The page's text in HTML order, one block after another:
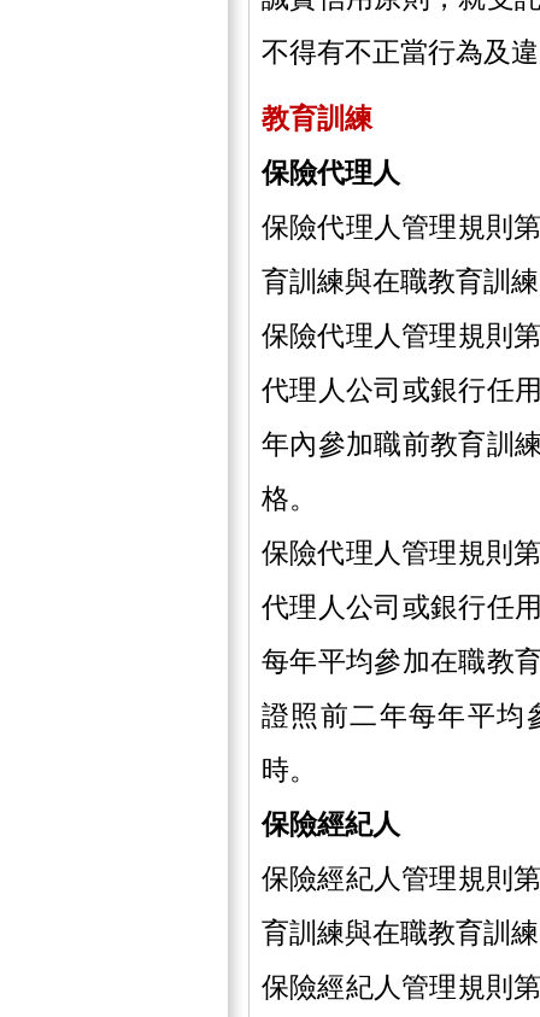
不得有不正當行為及
教育訓練
保險代理人
保險代理人管理規則
育訓練與在職教育訓
保險代理人管理規則
代理人公司或銀行任
年內參加職前教育訓
格。
保險代理人管理規則
代理人公司或銀行任
每年平均參加在職教
證照前二年每年平均
時。
保險經紀人
保險經紀人管理規則
育訓練與在職教育訓
保險經紀人管理規則